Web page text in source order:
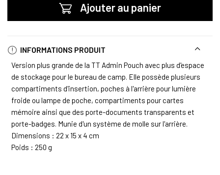
Ajouter au panier
INFORMATIONS PRODUIT
Version plus grande de la TT Admin Pouch avec plus d'espace
de stockage pour le bureau de camp. Elle possède plusieurs
compartiments d'insertion, poches à l'arrière pour lumière
froide ou lampe de poche, compartiments pour cartes
mémoire ainsi que des porte-documents transparents et
porte-badges. Munie d'un système de molle sur l'arrière.
Dimensions : 22 x 15 x 4 cm
Poids : 250 g